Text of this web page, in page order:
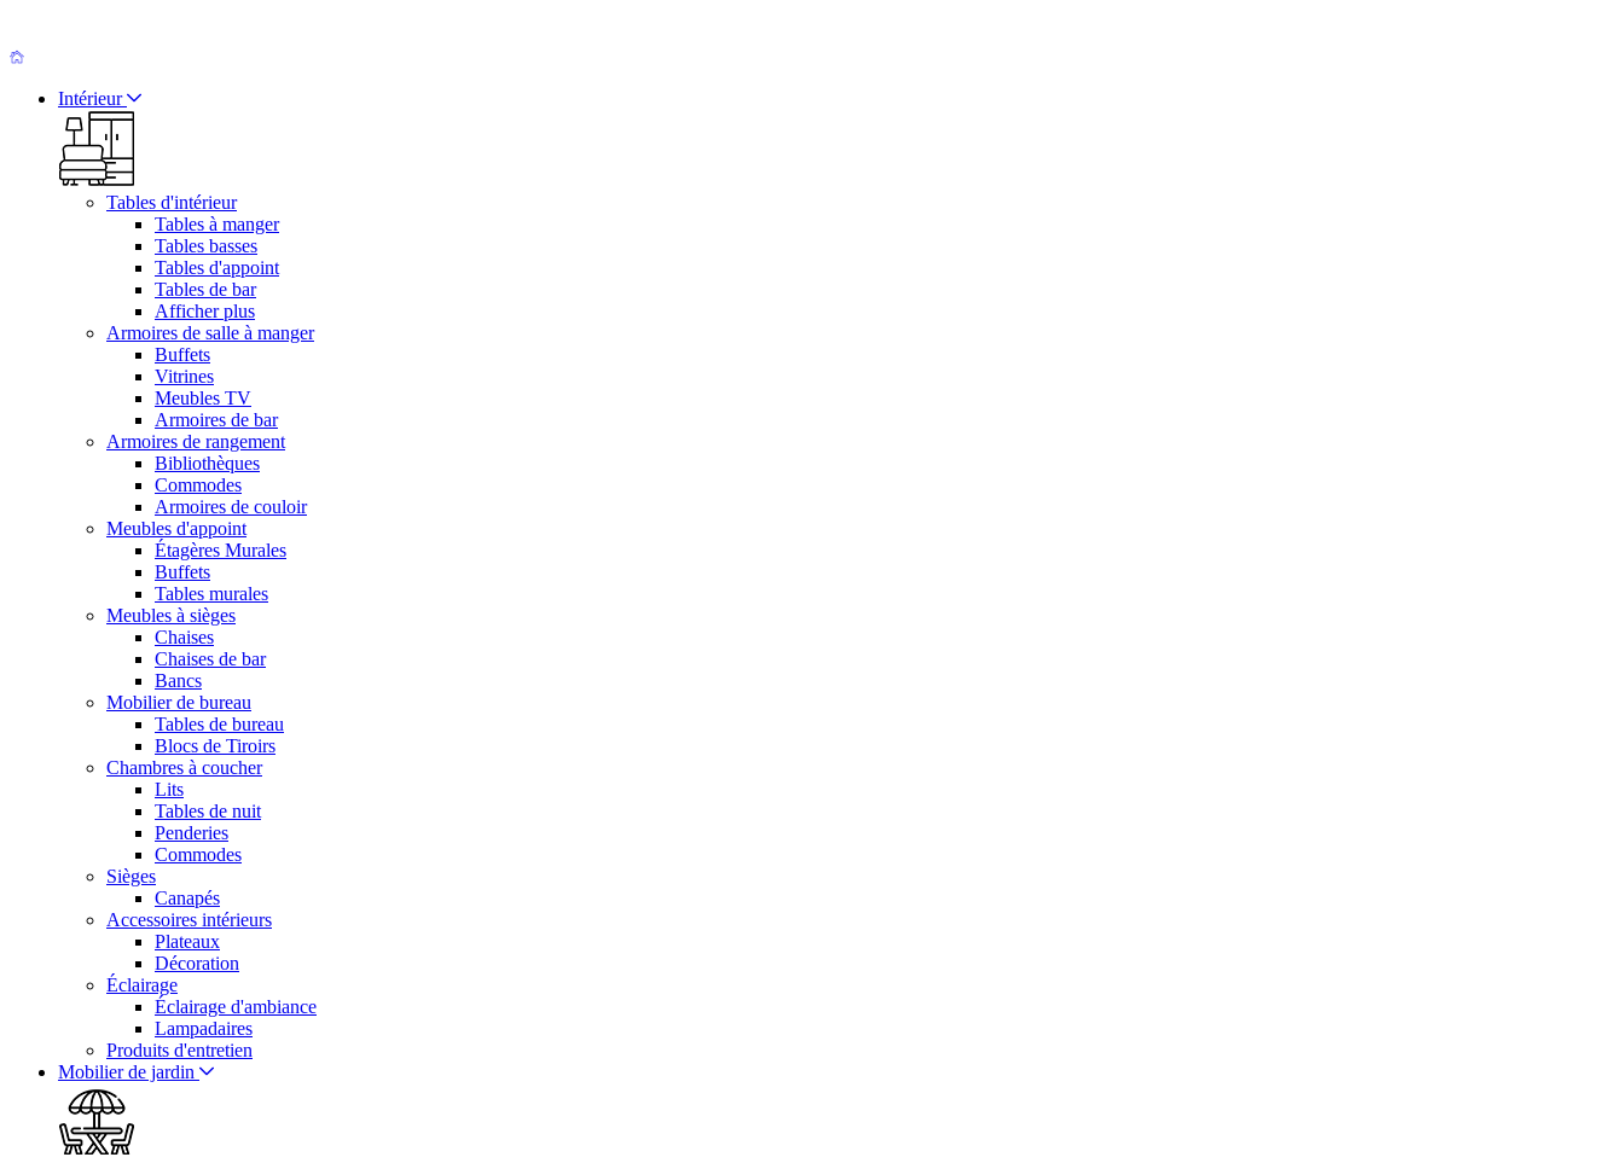
Intérieur
Tables d'intérieur
Tables à manger
Tables basses
Tables d'appoint
Tables de bar
Afficher plus
Armoires de salle à manger
Buffets
Vitrines
Meubles TV
Armoires de bar
Armoires de rangement
Bibliothèques
Commodes
Armoires de couloir
Meubles d'appoint
Étagères Murales
Buffets
Tables murales
Meubles à sièges
Chaises
Chaises de bar
Bancs
Mobilier de bureau
Tables de bureau
Blocs de Tiroirs
Chambres à coucher
Lits
Tables de nuit
Penderies
Commodes
Sièges
Canapés
Accessoires intérieurs
Plateaux
Décoration
Éclairage
Éclairage d'ambiance
Lampadaires
Produits d'entretien
Mobilier de jardin